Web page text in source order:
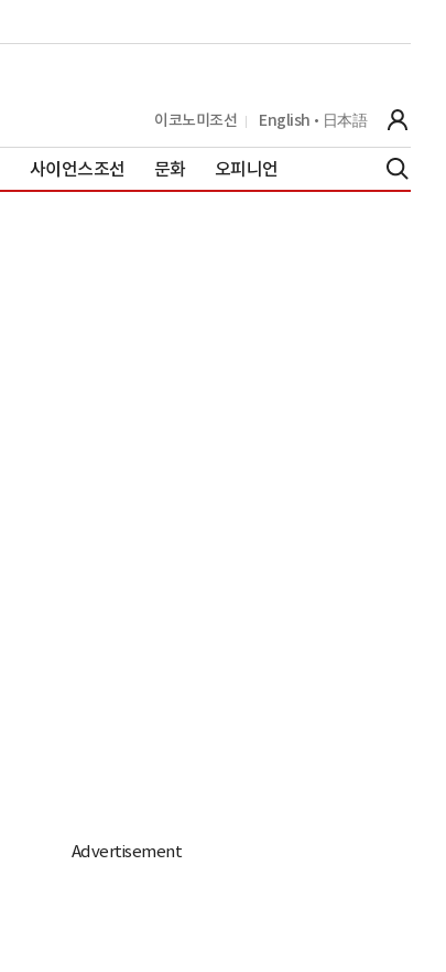
이코노미조선 English 日本語
사이언스조선 문화 오피니언